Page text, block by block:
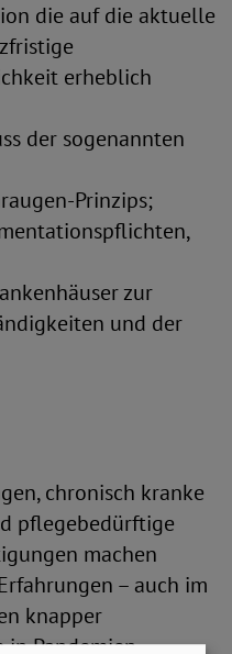
die auf die aktuelle
erheblich
der sogenannten
Prinzips;
zur
und der
chronisch kranke
pflegebedürftige
machen
– auch im
knapper
in Pandemien,